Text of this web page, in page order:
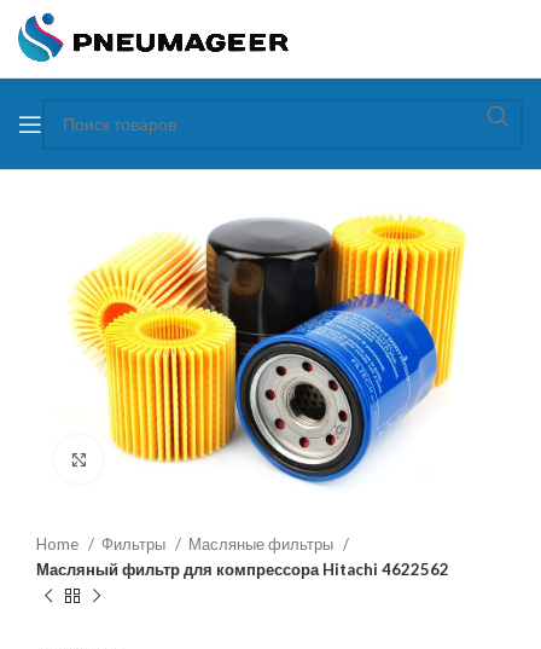
Увеличить
Home Фильтры
Масляные фильтры
Масляный фильтр для компрессора Hitachi 4622562